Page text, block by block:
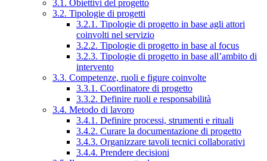
3.1. Obiettivi del progetto
3.2. Tipologie di progetti
3.2.1. Tipologie di progetto in base agli attori
coinvolti nel servizio
3.2.2. Tipologie di progetto in base al focus
3.2.3. Tipologie di progetto in base all’ambito di
intervento
3.3. Competenze, ruoli e figure coinvolte
3.3.1. Coordinatore di progetto
3.3.2. Definire ruoli e responsabilità
3.4. Metodo di lavoro
3.4.1. Definire processi, strumenti e rituali
3.4.2. Curare la documentazione di progetto
3.4.3. Organizzare tavoli tecnici collaborativi
3.4.4. Prendere decisioni